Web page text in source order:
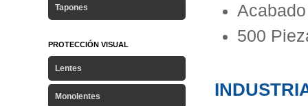
500
Tapones
PROTECCIÓN VISUAL
Lentes
Monolentes